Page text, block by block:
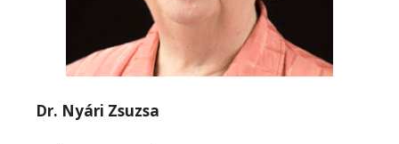
Dr. Nyári Zsuzsa